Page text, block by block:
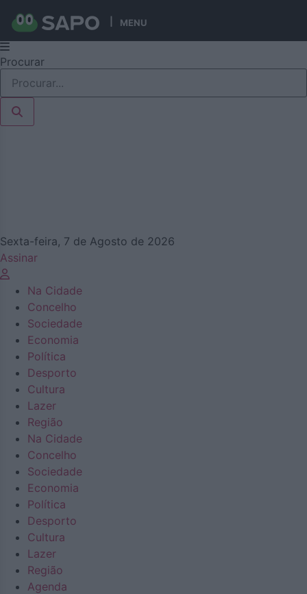
MENU
Pular
para
conteúdo
Procurar
Sexta-feira, 7 de Agosto de 2026
Assinar
Na Cidade
Concelho
Sociedade
Economia
Política
Desporto
Cultura
Lazer
Região
Na Cidade
Concelho
Sociedade
Economia
Política
Desporto
Cultura
Lazer
Região
Agenda